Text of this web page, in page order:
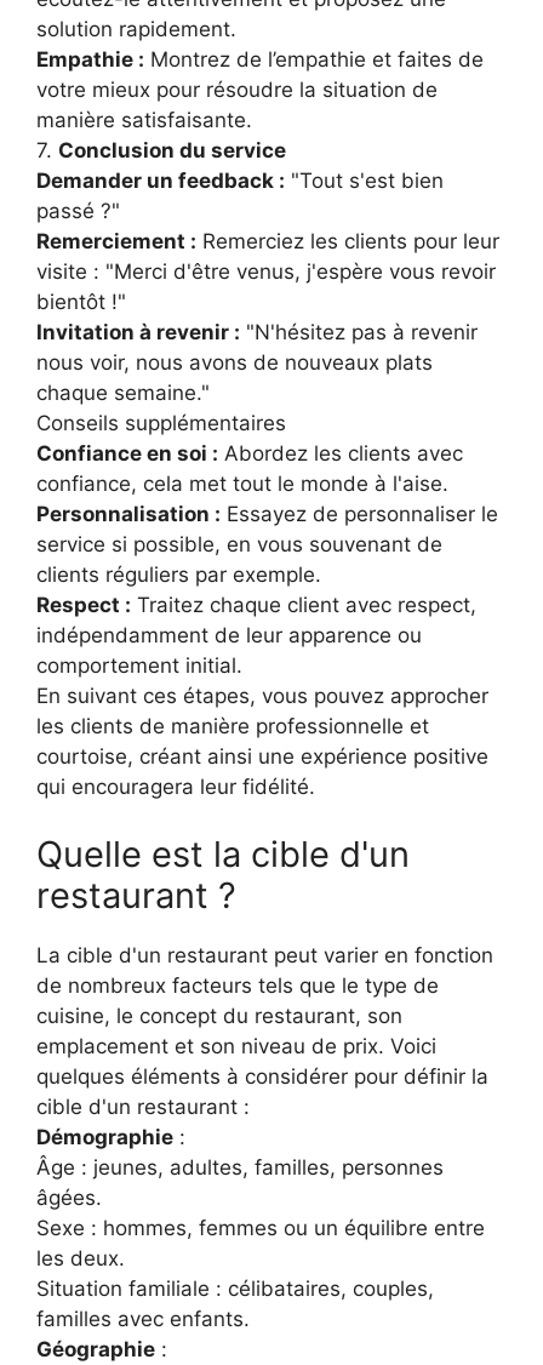
solution rapidement.
Empathie : Montrez de l’empathie et faites de
votre mieux pour résoudre la situation de
manière satisfaisante.
7. Conclusion du service
Demander un feedback : "Tout s'est bien
passé ?"
Remerciement : Remerciez les clients pour leur
visite : "Merci d'être venus, j'espère vous revoir
bientôt !"
Invitation à revenir : "N'hésitez pas à revenir
nous voir, nous avons de nouveaux plats
chaque semaine."
Conseils supplémentaires
Confiance en soi : Abordez les clients avec
confiance, cela met tout le monde à l'aise.
Personnalisation : Essayez de personnaliser le
service si possible, en vous souvenant de
clients réguliers par exemple.
Respect : Traitez chaque client avec respect,
indépendamment de leur apparence ou
comportement initial.
En suivant ces étapes, vous pouvez approcher
les clients de manière professionnelle et
courtoise, créant ainsi une expérience positive
qui encouragera leur fidélité.
Quelle est la cible d'un
restaurant ?
La cible d'un restaurant peut varier en fonction
de nombreux facteurs tels que le type de
cuisine, le concept du restaurant, son
emplacement et son niveau de prix. Voici
quelques éléments à considérer pour définir la
cible d'un restaurant :
Démographie :
Âge : jeunes, adultes, familles, personnes
âgées.
Sexe : hommes, femmes ou un équilibre entre
les deux.
Situation familiale : célibataires, couples,
familles avec enfants.
Géographie :